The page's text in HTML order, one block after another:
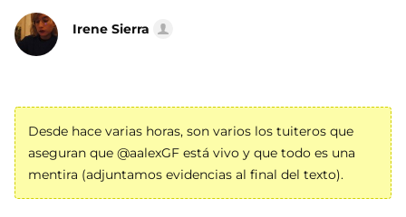
Irene Sierra
Desde hace varias horas, son varios los tuiteros que
aseguran que @aalexGF está vivo y que todo es una
mentira (adjuntamos evidencias al final del texto).